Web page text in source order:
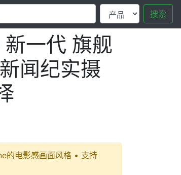
搜索
一代 旗舰
闻纪实摄
的电影感画面风格 • 支持